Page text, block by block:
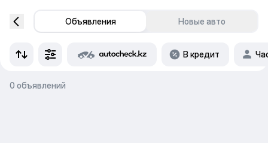
Объявления Новые авто
В кредит
0 объявлений